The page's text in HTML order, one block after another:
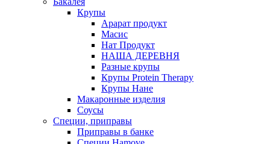
Крупы
Арарат продукт
Масис
Нат Продукт
НАША ДЕРЕВНЯ
Разные крупы
Крупы Protein Therapy
Крупы Нане
Макаронные изделия
Соусы
Специи, приправы
Приправы в банке